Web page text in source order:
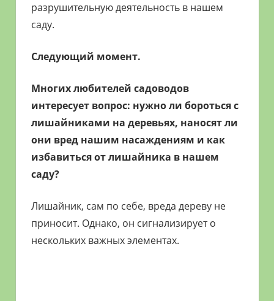
разрушительную деятельность в нашем
саду.
Следующий момент.
Многих любителей садоводов
интересует вопрос: нужно ли бороться с
лишайниками на деревьях, наносят ли
они вред нашим насаждениям и как
избавиться от лишайника в нашем
саду?
Лишайник, сам по себе, вреда дереву не
приносит. Однако, он сигнализирует о
нескольких важных элементах.